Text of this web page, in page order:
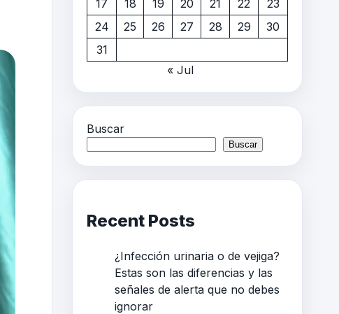
17
18 19 20 21 22
23
24
25 26 27 28 29
30
31
« Jul
Buscar
Buscar
Recent Posts
¿Infección urinaria o de vejiga?
Estas son las diferencias y las
señales de alerta que no debes
ignorar